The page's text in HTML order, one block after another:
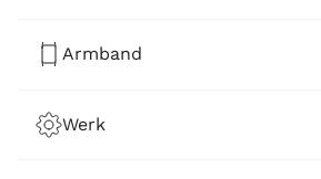
Armband
Werk